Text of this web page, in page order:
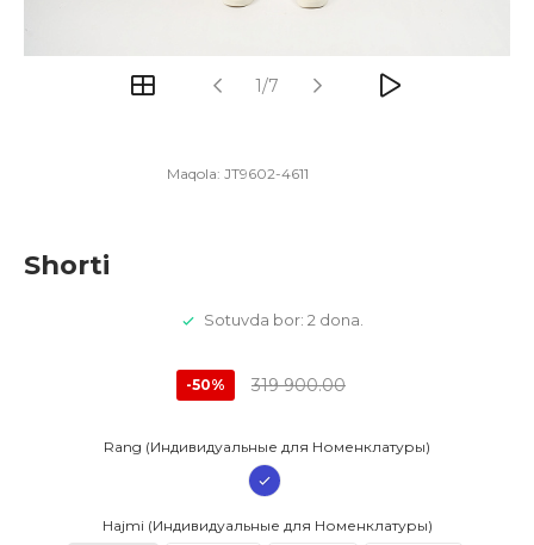
1/7
Maqola: JT9602-4611
Shorti
Sotuvda bor: 2 dona.
-50% 319 900.00
Rang (Индивидуальные для Номенклатуры)
Hajmi (Индивидуальные для Номенклатуры)